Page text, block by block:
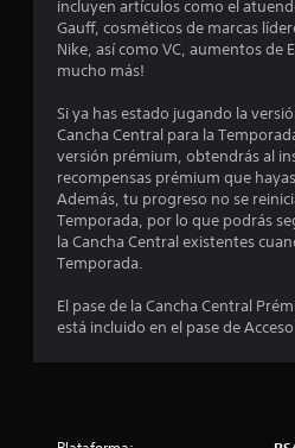
incluyen artículos como el
Gauff, cosméticos de marcas
Nike, así como VC, aumentos de
mucho más!
Si ya has estado jugando la
Cancha Central para la
versión prémium, obtendrás al
recompensas prémium que
Además, tu progreso no se
Temporada, por lo que podrás
la Cancha Central existentes
Temporada.
El pase de la Cancha Central
está incluido en el pase de